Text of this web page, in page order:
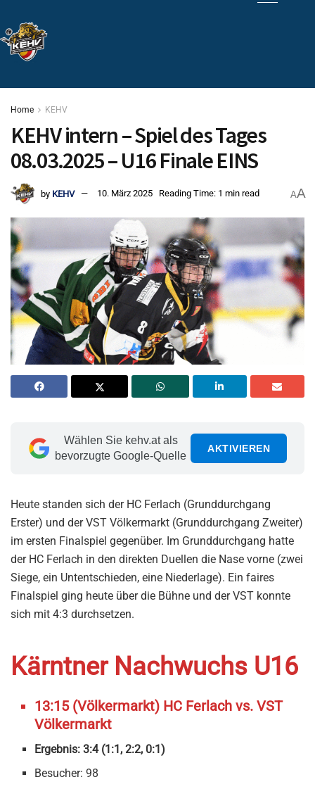
Home KEHV
KEHV intern – Spiel des Tages
08.03.2025 – U16 Finale EINS
by KEHV 10. März 2025 Reading Time: 1 min read AA
Wählen Sie kehv.at als
bevorzugte Google-Quelle
AKTIVIEREN
Heute standen sich der HC Ferlach (Grunddurchgang
Erster) und der VST Völkermarkt (Grunddurchgang Zweiter)
im ersten Finalspiel gegenüber. Im Grunddurchgang hatte
der HC Ferlach in den direkten Duellen die Nase vorne (zwei
Siege, ein Untentschieden, eine Niederlage). Ein faires
Finalspiel ging heute über die Bühne und der VST konnte
sich mit 4:3 durchsetzen.
Kärntner Nachwuchs U16
13:15 (Völkermarkt) HC Ferlach vs. VST
Völkermarkt
Ergebnis: 3:4 (1:1, 2:2, 0:1)
Besucher: 98